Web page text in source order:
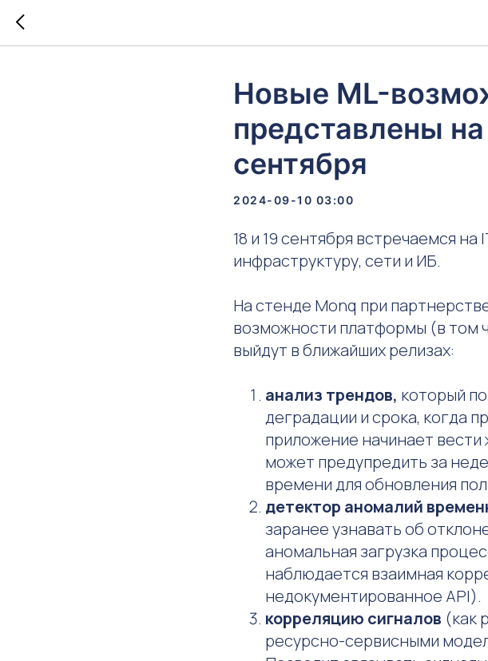
Новые ML-
представлены
сентября
2024-09-10 03:00
18 и 19 сентября встречаемся
инфраструктуру, сети и ИБ.
На стенде Monq при
возможности платформы (в том
выйдут в ближайших релизах:
анализ трендов, который
деградации и срока, когда
приложение начинает
может предупредить за
времени для обновления
детектор аномалий
заранее узнавать об
аномальная загрузка
наблюдается взаимная
недокументированное API).
корреляцию сигналов (как
ресурсно-сервисными